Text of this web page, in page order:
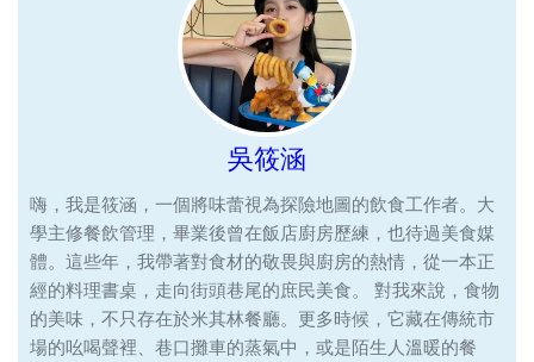
吳筱涵
嗨，我是筱涵，一個將味蕾視為探險地圖的飲食工作者。大
學主修餐飲管理，畢業後曾在飯店廚房歷練，也待過美食媒
體。這些年，我帶著對食材的敬畏與廚房的熱情，從一本正
經的料理書桌，走向街頭巷尾的庶民美食。 對我來說，食物
的美味，不只存在於米其林餐廳。更多時候，它藏在傳統市
場的吆喝聲裡、巷口攤車的蒸氣中，或是陌生人溫暖的餐